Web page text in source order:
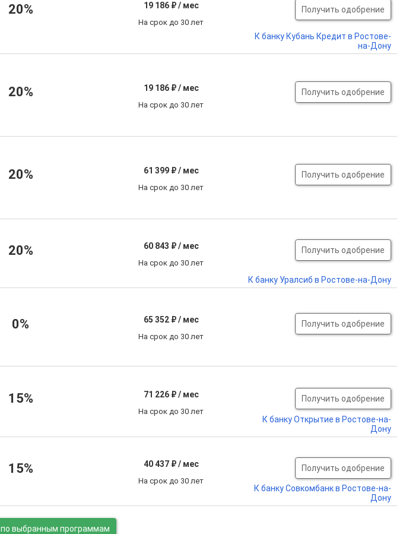
20% 19 186 ₽ / мес
На срок до 30 лет
Получить одобрение
К банку Кубань Кредит в Ростове-
на-Дону
20% 19 186 ₽ / мес
На срок до 30 лет
Получить одобрение
20% 61 399 ₽ / мес
На срок до 30 лет
Получить одобрение
20% 60 843 ₽ / мес
На срок до 30 лет
Получить одобрение
К банку Уралсиб в Ростове-на-Дону
0% 65 352 ₽ / мес
На срок до 30 лет
Получить одобрение
15% 71 226 ₽ / мес
На срок до 30 лет
Получить одобрение
К банку Открытие в Ростове-на-
Дону
15% 40 437 ₽ / мес
На срок до 30 лет
Получить одобрение
К банку Совкомбанк в Ростове-на-
Дону
по выбранным программам